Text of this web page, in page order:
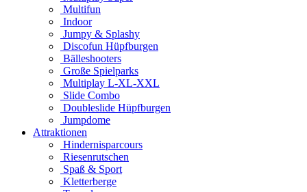
Multifun
Indoor
Jumpy & Splashy
Discofun Hüpfburgen
Bälleshooters
Große Spielparks
Multiplay L-XL-XXL
Slide Combo
Doubleslide Hüpfburgen
Jumpdome
Attraktionen
Hindernisparcours
Riesenrutschen
Spaß & Sport
Kletterberge